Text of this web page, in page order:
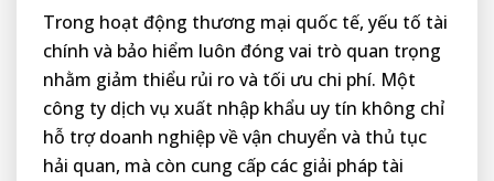
Trong hoạt động thương mại quốc tế, yếu tố tài
chính và bảo hiểm luôn đóng vai trò quan trọng
nhằm giảm thiểu rủi ro và tối ưu chi phí. Một
công ty dịch vụ xuất nhập khẩu uy tín không chỉ
hỗ trợ doanh nghiệp về vận chuyển và thủ tục
hải quan, mà còn cung cấp các giải pháp tài